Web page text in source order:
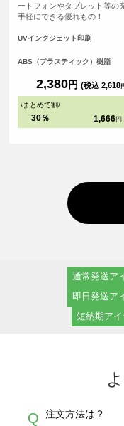
ートフォンやタブレット等の
手軽にできる優れもの！
UVインクジェット印刷
ABS（プラスティック）樹脂
2,380円 (税込 2,618
\まとめて割/
30％ 1,666 円
通常発送ア
即日発送ア
短納期アイ
Q 注文方法は？